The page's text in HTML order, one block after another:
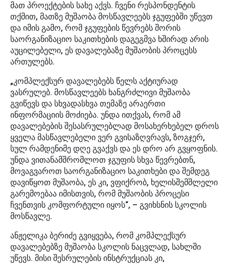
მათ პროექტების სახე აქვს. ჩვენი რესპონდენტის
თქმით, მათზე მუშაობა მოსწავლეებს ჯგუფებში უწევთ
და იმის გამო, რომ ჯგუფების წევრებს შორის
საორგანიზაციო საკითხების დაგეგმვა ხშირად არის
აუცილებელი, ეს დავალებაზე მუშაობის პროცესს
ართულებს.
„კომპლექსურ დავალებებს წელს აქტიურად
ვასრულებ. მოსწავლეებს ხანგრძლივი მუშაობა
გვიწევს და სხვადასხვა თემაზე არაერთი
ინფორმაციის მოძიება. უნდა ითქვას, რომ ამ
დავალებების შესასრულებლად მოსახერხებელ დროს
ყველა მასწავლებელი ვერ გვისაზღვრავს, ზოგჯერ,
სულ რამდენიმე დღე გვაქვს და ეს დრო არ გვყოფნის.
უნდა ვითანამშრომლოთ ჯგუფის სხვა წევრებთნ,
მოვაგვაროთ საორგანიზაციო საკითხები და შემდეგ
დავიწყოთ მუშაობა, ეს კი, ვფიქრობ, ხელისშემშლელი
გარემოებაა იმისთვის, რომ მუშაობის პროცესი
ჩვენთვის კომფორტული იყოს“, – გვიხსნის სკოლის
მოსწავლე.
ანჟელიკა ბერიძე გვიყვება, რომ კომპლექსურ
დავალებებზე მუშაობა სკოლის ნაცვლად, სახლში
უწევს. მისი შესრულების ინსტრუქციას კი,